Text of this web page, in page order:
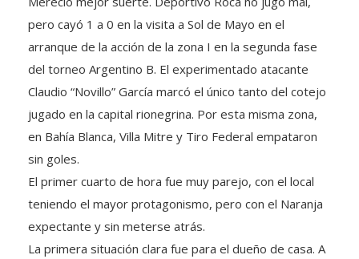
pero cayó 1 a 0 en la visita a Sol de Mayo en el
arranque de la acción de la zona I en la segunda fase
del torneo Argentino B. El experimentado atacante
Claudio “Novillo” García marcó el único tanto del cotejo
jugado en la capital rionegrina. Por esta misma zona,
en Bahía Blanca, Villa Mitre y Tiro Federal empataron
sin goles.
El primer cuarto de hora fue muy parejo, con el local
teniendo el mayor protagonismo, pero con el Naranja
expectante y sin meterse atrás.
La primera situación clara fue para el dueño de casa. A